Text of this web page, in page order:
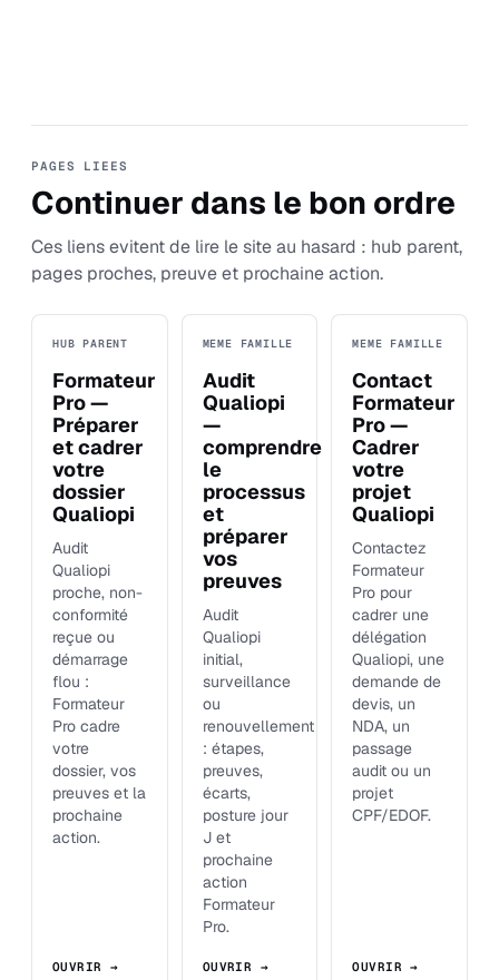
PAGES LIEES
Continuer dans le bon ordre
Ces liens evitent de lire le site au hasard : hub parent,
pages proches, preuve et prochaine action.
HUB PARENT
Formateur
Pro —
Préparer
et cadrer
votre
dossier
Qualiopi
Audit
Qualiopi
proche, non-
conformité
reçue ou
démarrage
flou :
Formateur
Pro cadre
votre
dossier, vos
preuves et la
prochaine
action.
OUVRIR →
MEME FAMILLE
Audit
Qualiopi
—
comprendre
le
processus
et
préparer
vos
preuves
Audit
Qualiopi
initial,
surveillance
ou
renouvellement
: étapes,
preuves,
écarts,
posture jour
J et
prochaine
action
Formateur
Pro.
OUVRIR →
MEME FAMILLE
Contact
Formateur
Pro —
Cadrer
votre
projet
Qualiopi
Contactez
Formateur
Pro pour
cadrer une
délégation
Qualiopi, une
demande de
devis, un
NDA, un
passage
audit ou un
projet
CPF/EDOF.
OUVRIR →